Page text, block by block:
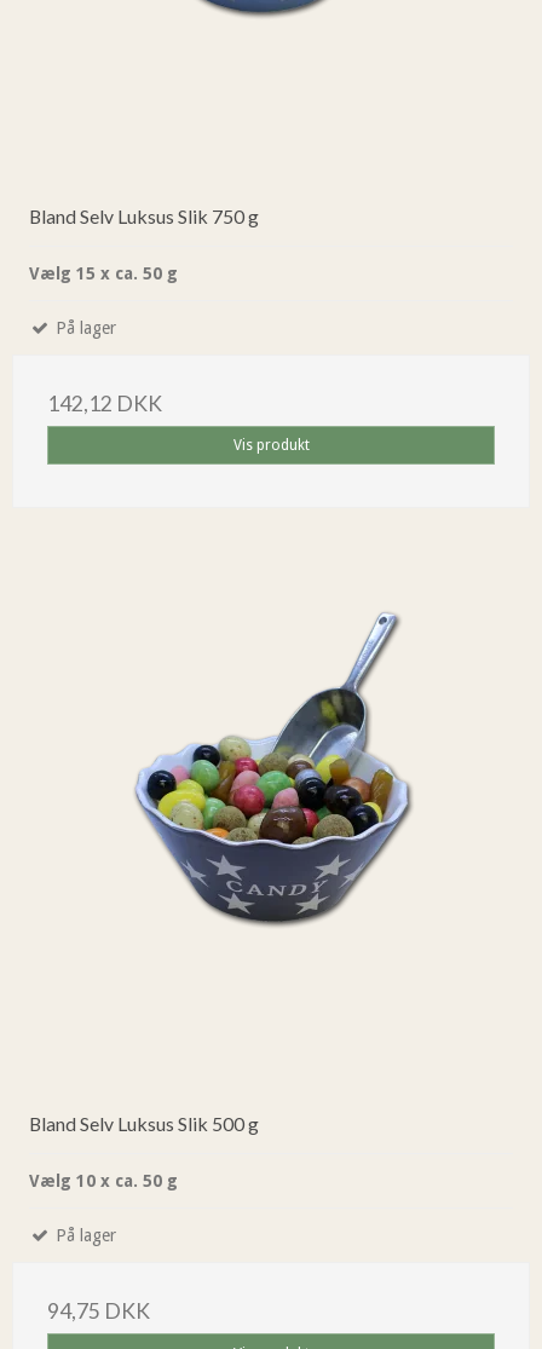
Bland Selv Luksus Slik 750 g
Vælg 15 x ca. 50 g
På lager
142,12 DKK
Vis produkt
Bland Selv Luksus Slik 500 g
Vælg 10 x ca. 50 g
På lager
94,75 DKK